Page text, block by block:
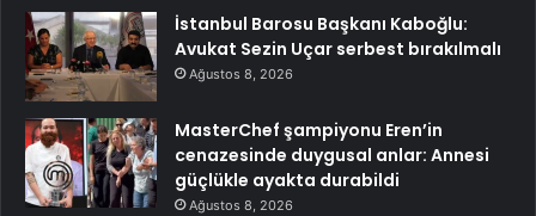
İstanbul Barosu Başkanı Kaboğlu:
Avukat Sezin Uçar serbest bırakılmalı
Ağustos 8, 2026
MasterChef şampiyonu Eren’in
cenazesinde duygusal anlar: Annesi
güçlükle ayakta durabildi
Ağustos 8, 2026